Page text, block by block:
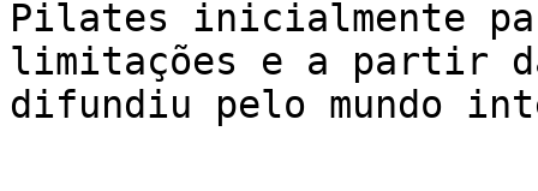
Pilates inicialmente
limitações e a partir
difundiu pelo mundo